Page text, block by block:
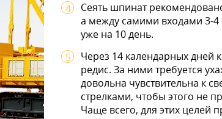
Сеять шпинат
а между самими входами 3-4
уже на 10 день.
Через 14 календарных дней
редис. За ними требуется
довольна чувствительна к
стрелками, чтобы этого не
Чаще всего, для этих целей